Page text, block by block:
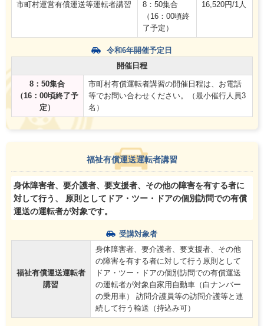
市町村運営有償運送等運転者講習
8：50集合
（16：00頃終
了予定）
16,520円/1人
令和6年開催予定日
開催日程
8：50集合
（16：00頃終了予
定）
市町村有償運転者講習の開催日程は、お電話
等でお問い合わせください。（最小催行人員3
名）
福祉有償運送運転者講習
身体障害者、要介護者、要支援者、その他の障害を有する者に
対して行う、 原則としてドア・ツー・ドアの個別訪問での有償
運送の運転者が対象です。
受講対象者
福祉有償運送運転者
講習
身体障害者、要介護者、要支援者、その他
の障害を有する者に対して行う原則として
ドア・ツー・ドアの個別訪問での有償運送
の運転者が対象自家用自動車（白ナンバー
の乗用車） 訪問介護員等の訪問介護等と連
続して行う輸送（持込み可）